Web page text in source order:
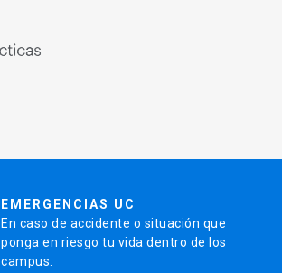
EMERGENCIAS UC
En caso de accidente o situación que
ponga en riesgo tu vida dentro de los
campus.